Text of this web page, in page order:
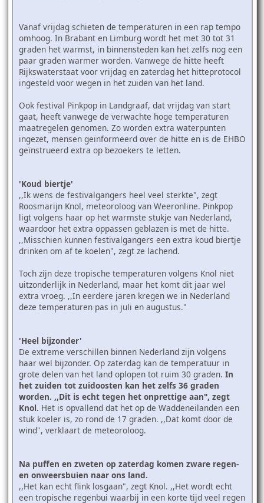
Vanaf vrijdag schieten de temperaturen in een rap tempo
omhoog. In Brabant en Limburg wordt het met 30 tot 31
graden het warmst, in binnensteden kan het zelfs nog een
paar graden warmer worden. Vanwege de hitte heeft
Rijkswaterstaat voor vrijdag en zaterdag het hitteprotocol
ingesteld voor wegen in het zuiden van het land.
Ook festival Pinkpop in Landgraaf, dat vrijdag van start
gaat, heeft vanwege de verwachte hoge temperaturen
maatregelen genomen. Zo worden extra waterpunten
ingezet, mensen geïnformeerd over de hitte en is de EHBO
geïnstrueerd extra op bezoekers te letten.
'Koud biertje'
,,Ik wens de festivalgangers heel veel sterkte", zegt
Roosmarijn Knol, meteoroloog van Weeronline. Pinkpop
ligt volgens haar op het warmste stukje van Nederland,
waardoor het extra oppassen geblazen is met de hitte.
,,Misschien kunnen festivalgangers een extra koud biertje
drinken om af te koelen", zegt ze lachend.
Toch zijn deze tropische temperaturen volgens Knol niet
uitzonderlijk in Nederland, maar het komt dit jaar wel
extra vroeg. ,,In eerdere jaren kregen we in Nederland
deze temperaturen pas in juli en augustus."
'Heel bijzonder'
De extreme verschillen binnen Nederland zijn volgens
haar wel bijzonder. Op zaterdag kan de temperatuur in
grote delen van het land oplopen tot ruim 30 graden. In
het zuiden tot zuidoosten kan het zelfs 36 graden
worden. ,,Dit is echt tegen het onprettige aan", zegt
Knol. Het is opvallend dat het op de Waddeneilanden een
stuk koeler is, zo rond de 17 graden. ,,Dat komt door de
wind", verklaart de meteoroloog.
Na puffen en zweten op zaterdag komen zware regen-
en onweersbuien naar ons land.
,,Het kan echt flink losgaan", zegt Knol. ,,Het wordt echt
een tropische regenbui waarbij in een korte tijd veel regen